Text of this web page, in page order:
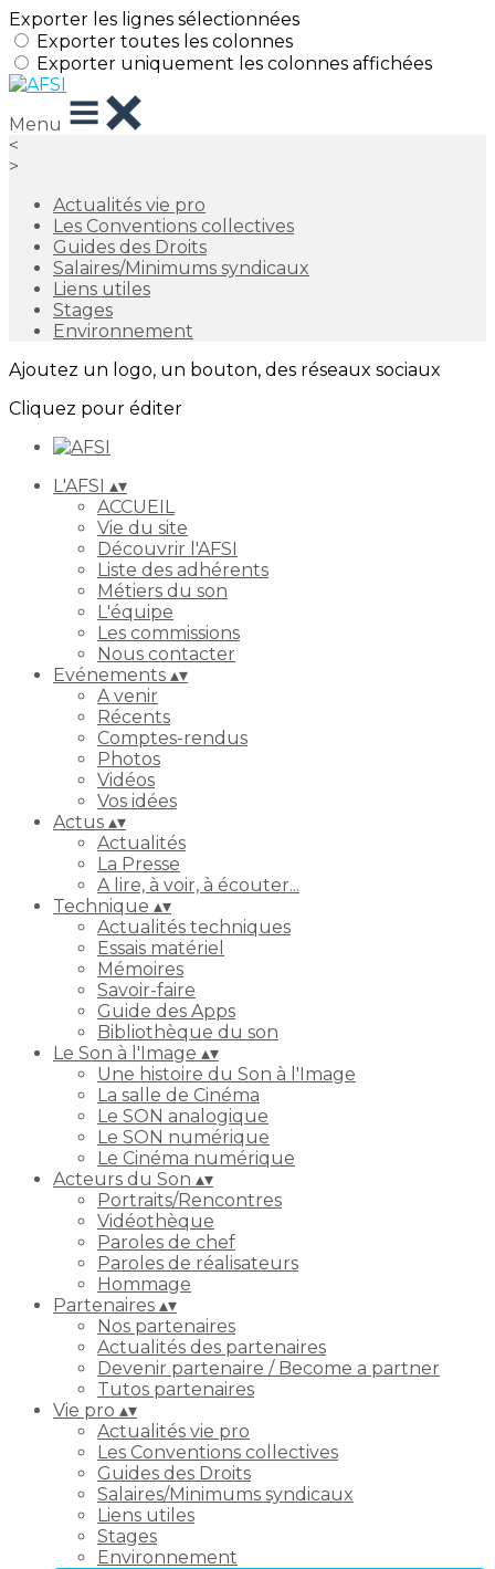
Exporter les lignes sélectionnées
Exporter toutes les colonnes
Exporter uniquement les colonnes affichées
Menu
<
>
Actualités vie pro
Les Conventions collectives
Guides des Droits
Salaires/Minimums syndicaux
Liens utiles
Stages
Environnement
Ajoutez un logo, un bouton, des réseaux sociaux
Cliquez pour éditer
L'AFSI ▴▾
ACCUEIL
Vie du site
Découvrir l'AFSI
Liste des adhérents
Métiers du son
L'équipe
Les commissions
Nous contacter
Evénements ▴▾
A venir
Récents
Comptes-rendus
Photos
Vidéos
Vos idées
Actus ▴▾
Actualités
La Presse
A lire, à voir, à écouter...
Technique ▴▾
Actualités techniques
Essais matériel
Mémoires
Savoir-faire
Guide des Apps
Bibliothèque du son
Le Son à l'Image ▴▾
Une histoire du Son à l'Image
La salle de Cinéma
Le SON analogique
Le SON numérique
Le Cinéma numérique
Acteurs du Son ▴▾
Portraits/Rencontres
Vidéothèque
Paroles de chef
Paroles de réalisateurs
Hommage
Partenaires ▴▾
Nos partenaires
Actualités des partenaires
Devenir partenaire / Become a partner
Tutos partenaires
Vie pro ▴▾
Actualités vie pro
Les Conventions collectives
Guides des Droits
Salaires/Minimums syndicaux
Liens utiles
Stages
Environnement